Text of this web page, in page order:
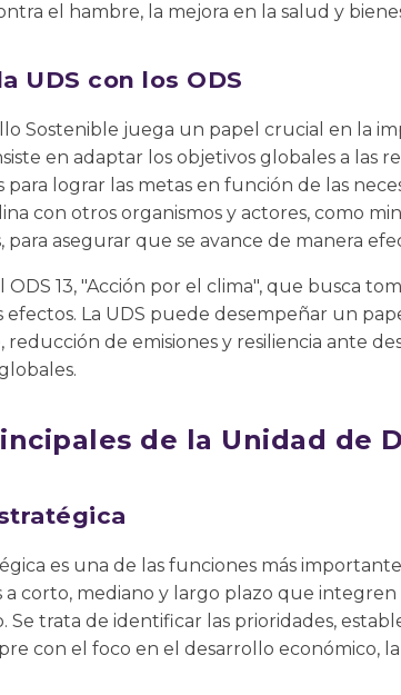
el hambre, la mejora en la salud y
UDS con los ODS
Sostenible juega un papel crucial en la
en adaptar los objetivos globales a las
para lograr las metas en función de las
con otros organismos y actores, como
para asegurar que se avance de manera
13, "Acción por el clima", que busca
efectos. La UDS puede desempeñar un
de emisiones y resiliencia ante
de la Unidad de
es una de las funciones más
corto, mediano y largo plazo que
Se trata de identificar las prioridades,
con el foco en el desarrollo económico,